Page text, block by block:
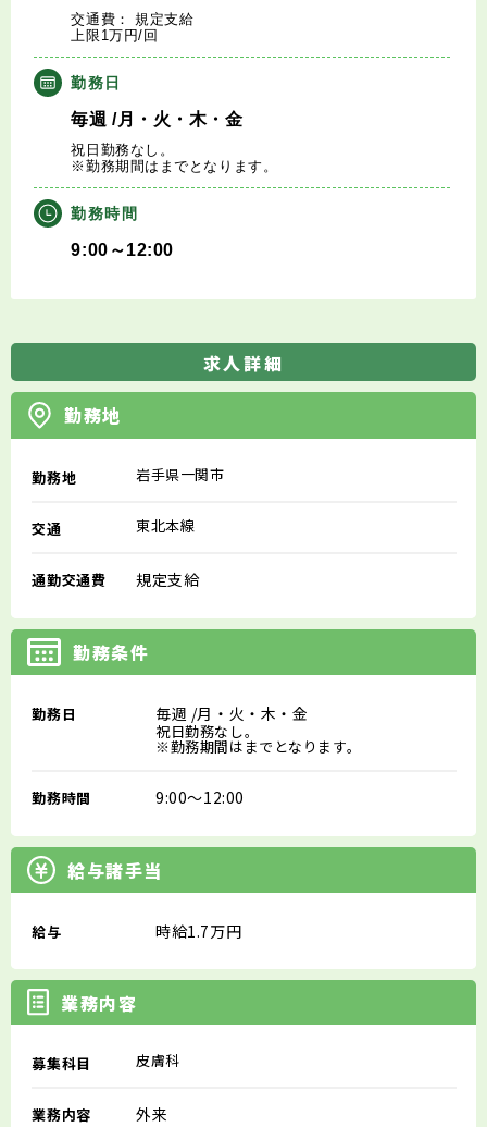
医師に役立つ取材記事
大学医局紹介
交通費： 規定支給
上限1万円/回
勤務日
毎週 /月・火・木・金
祝日勤務なし。
※勤務期間はまでとなります。
勤務時間
9:00～12:00
求人詳細
勤務地
勤務地 岩手県一関市
交通 東北本線
通勤交通費 規定支給
勤務条件
勤務日 毎週 /月・火・木・金
祝日勤務なし。
※勤務期間はまでとなります。
勤務時間 9:00～12:00
給与諸手当
給与 時給1.7万円
業務内容
募集科目 皮膚科
業務内容 外来